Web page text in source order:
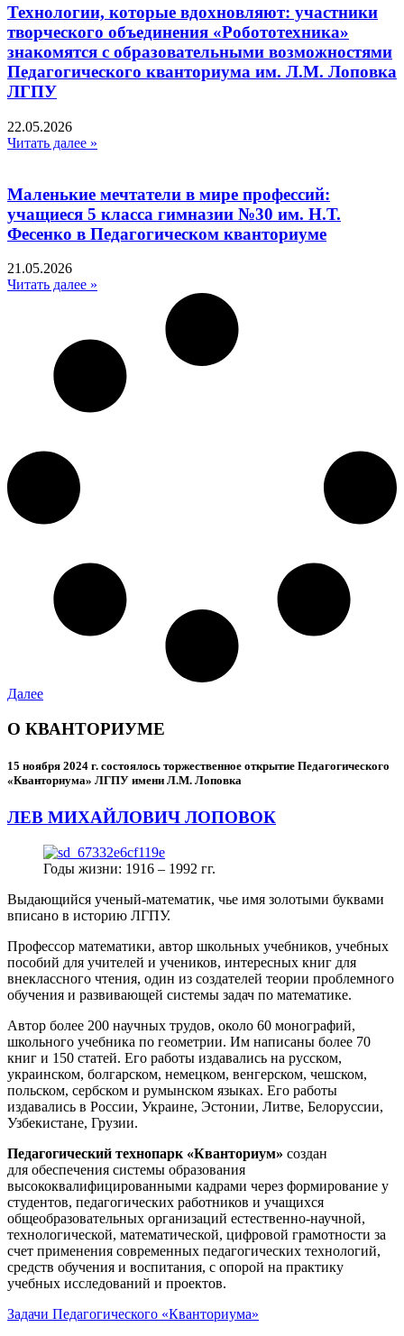
Технологии, которые вдохновляют: участники
творческого объединения «Робототехника»
знакомятся с образовательными возможностями
Педагогического кванториума им. Л.М. Лоповка
ЛГПУ
22.05.2026
Читать далее »
Маленькие мечтатели в мире профессий:
учащиеся 5 класса гимназии №30 им. Н.Т.
Фесенко в Педагогическом кванториуме
21.05.2026
Читать далее »
Далее
О КВАНТОРИУМЕ
15 ноября 2024 г. состоялось торжественное открытие Педагогического
«Кванториума» ЛГПУ имени Л.М. Лоповка
ЛЕВ МИХАЙЛОВИЧ ЛОПОВОК
Годы жизни: 1916 – 1992 гг.
Выдающийся ученый-математик, чье имя золотыми буквами
вписано в историю ЛГПУ.
Профессор математики, автор школьных учебников, учебных
пособий для учителей и учеников, интересных книг для
внеклассного чтения, один из создателей теории проблемного
обучения и развивающей системы задач по математике.
Автор более 200 научных трудов, около 60 монографий,
школьного учебника по геометрии. Им написаны более 70
книг и 150 статей. Его работы издавались на русском,
украинском, болгарском, немецком, венгерском, чешском,
польском, сербском и румынском языках. Его работы
издавались в России, Украине, Эстонии, Литве, Белоруссии,
Узбекистане, Грузии.
Педагогический технопарк «Кванториум» создан
для обеспечения системы образования
высококвалифицированными кадрами через формирование у
студентов, педагогических работников и учащихся
общеобразовательных организаций естественно-научной,
технологической, математической, цифровой грамотности за
счет применения современных педагогических технологий,
средств обучения и воспитания, с опорой на практику
учебных исследований и проектов.
Задачи Педагогического «Кванториума»